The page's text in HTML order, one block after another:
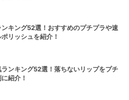
キング52選！おすすめのプチプラや速
リッシュを紹介！
ンキング52選！落ちないリップをプチ
紹介！